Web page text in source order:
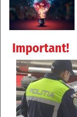
Important!